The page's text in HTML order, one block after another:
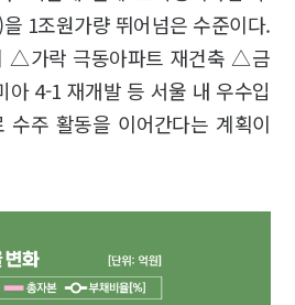
1조원가량 뛰어넘은 수준이다.
△가락 극동아파트 재건축 △금
4-1 재개발 등 서울 내 우수입
수주 활동을 이어간다는 계획이